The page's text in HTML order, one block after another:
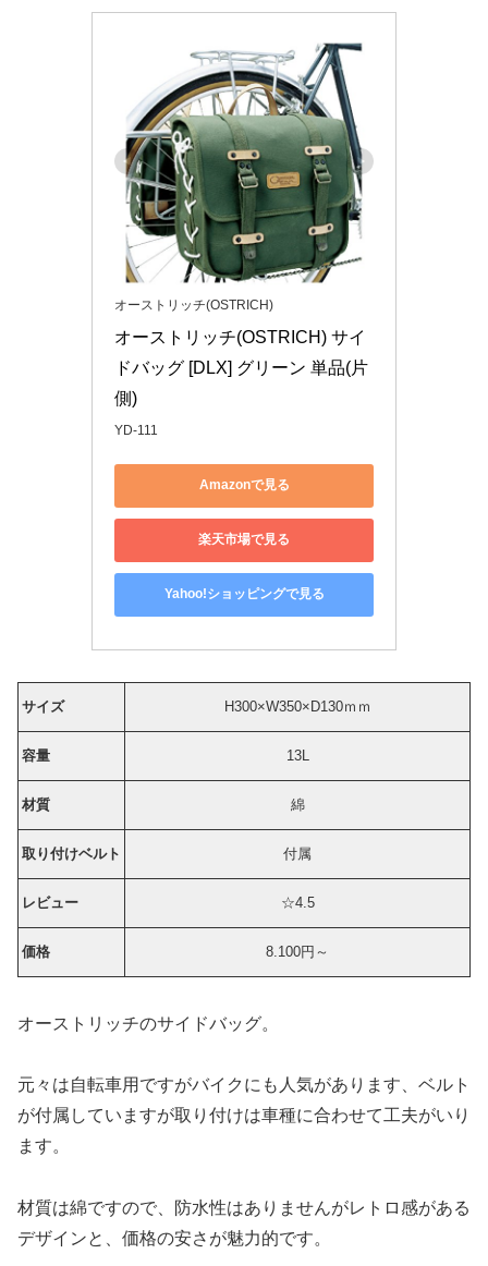
オーストリッチ(OSTRICH)
オーストリッチ(OSTRICH) サイ
ドバッグ [DLX] グリーン 単品(片
側)
YD-111
Amazonで見る
楽天市場で見る
Yahoo!ショッピングで見る
サイズ H300×W350×D130ｍｍ
容量 13L
材質 綿
取り付けベルト 付属
レビュー ☆4.5
価格 8.100円～
オーストリッチのサイドバッグ。
元々は自転車用ですがバイクにも人気があります、ベルト
が付属していますが取り付けは車種に合わせて工夫がいり
ます。
材質は綿ですので、防水性はありませんがレトロ感がある
デザインと、価格の安さが魅力的です。